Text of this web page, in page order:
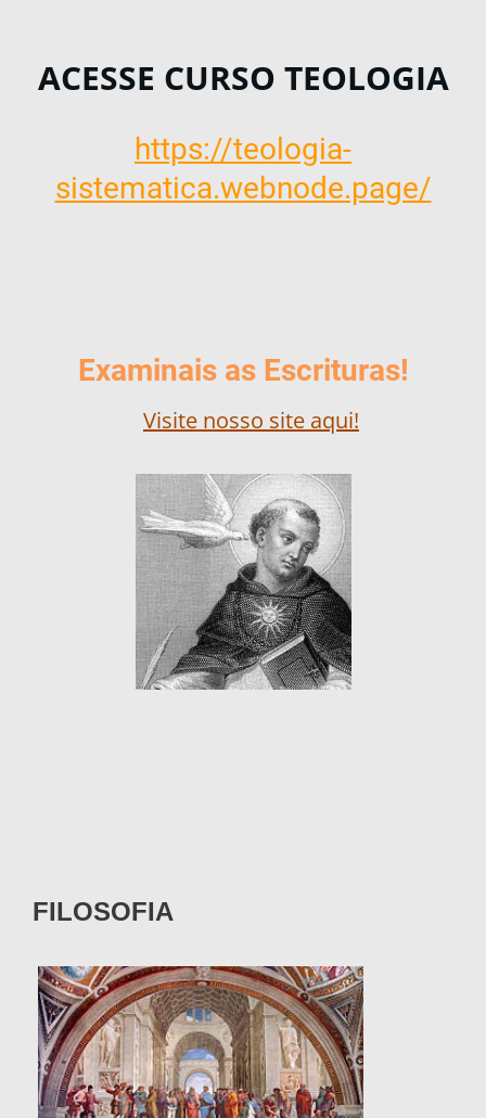
ACESSE CURSO TEOLOGIA
https://teologia-
sistematica.webnode.page/
Examinais as Escrituras!
Visite nosso site aqui!
FILOSOFIA